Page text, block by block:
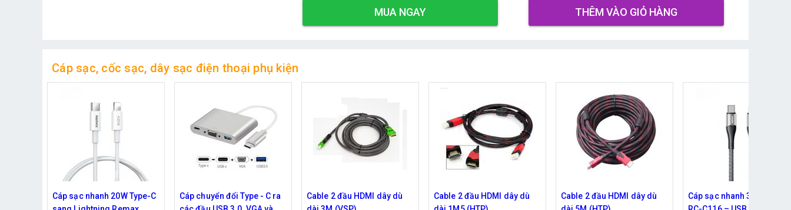
MUA NGAY THÊM VÀO GIỎ HÀNG
Cáp sạc, cốc sạc, dây sạc điện thoại phụ kiện
Cáp sạc nhanh 20W Type-C
Cáp chuyển đổi Type - C ra
Cable 2 đầu HDMI dây dù
Cable 2 đầu HDMI dây dù
Cable 2 đầu HDMI dây dù
Cáp sạc nhanh 3W Remax